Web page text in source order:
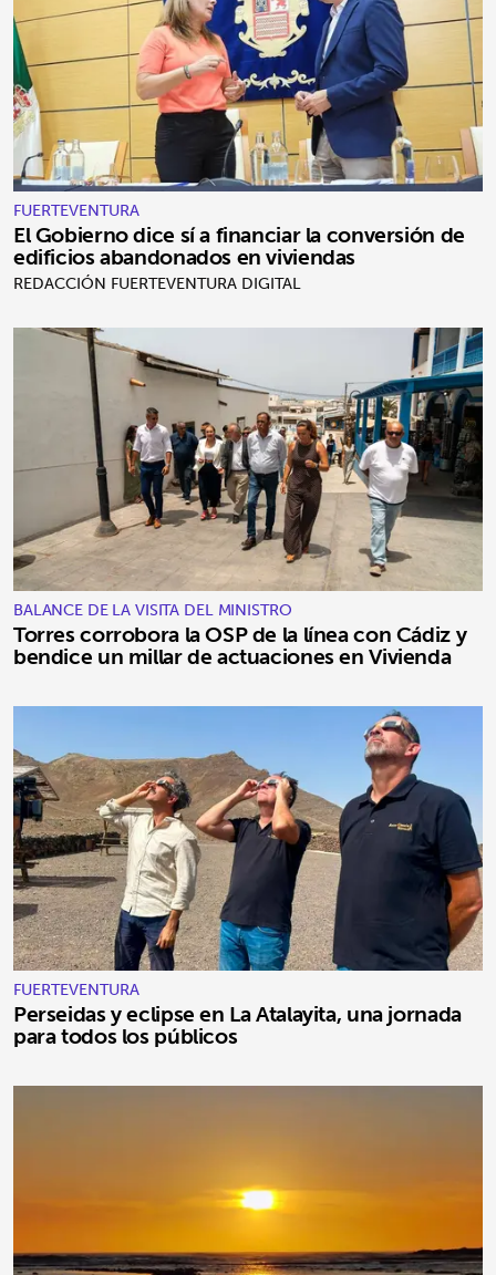
FUERTEVENTURA
El Gobierno dice sí a financiar la conversión de
edificios abandonados en viviendas
REDACCIÓN FUERTEVENTURA DIGITAL
BALANCE DE LA VISITA DEL MINISTRO
Torres corrobora la OSP de la línea con Cádiz y
bendice un millar de actuaciones en Vivienda
FUERTEVENTURA
Perseidas y eclipse en La Atalayita, una jornada
para todos los públicos